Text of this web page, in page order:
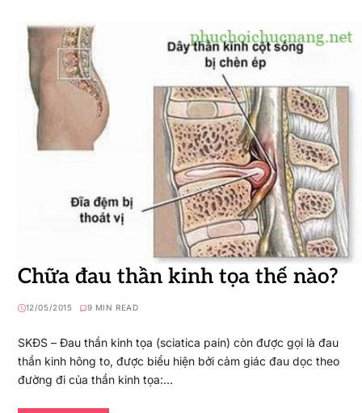
Chữa đau thần kinh tọa thế nào?
12/05/2015 9 MIN READ
SKĐS – Đau thần kinh tọa (sciatica pain) còn được gọi là đau
thần kinh hông to, được biểu hiện bởi cảm giác đau dọc theo
đường đi của thần kinh tọa:…